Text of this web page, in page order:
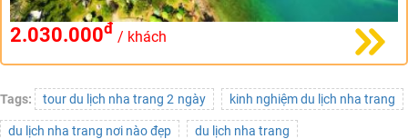
2.030.000đ / khách
Tags: tour du lịch nha trang 2 ngày kinh nghiệm du lịch nha trang
du lịch nha trang nơi nào đẹp du lịch nha trang